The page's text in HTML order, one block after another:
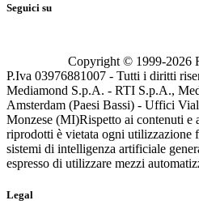
Seguici su
Copyright © 1999-2026
P.Iva 03976881007 - Tutti i diritti
Mediamond S.p.A. - RTI S.p.A.,
Amsterdam (Paesi Bassi) - Uffici
Monzese (MI)Rispetto ai contenuti e
riprodotti è vietata ogni utilizzazione
sistemi di intelligenza artificiale
espresso di utilizzare mezzi
Legal